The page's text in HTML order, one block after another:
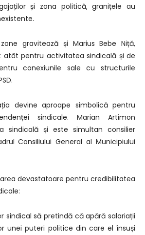
și zona politică, granițele au
gravitează și Marius Bebe Niță,
atât pentru activitatea sindicală și de
conexiunile sale cu structurile
devine aproape simbolică pentru
sindicale. Marian Artimon
sindicală și este simultan consilier
Consiliului General al Municipiului
devastatoare pentru credibilitatea
sindical să pretindă că apără salariații
unei puteri politice din care el însuși